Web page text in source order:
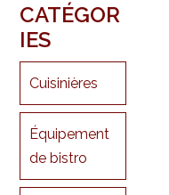
CATÉGOR
IES
Cuisinières
Équipement
de bistro